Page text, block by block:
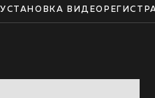
УСТАНОВКА